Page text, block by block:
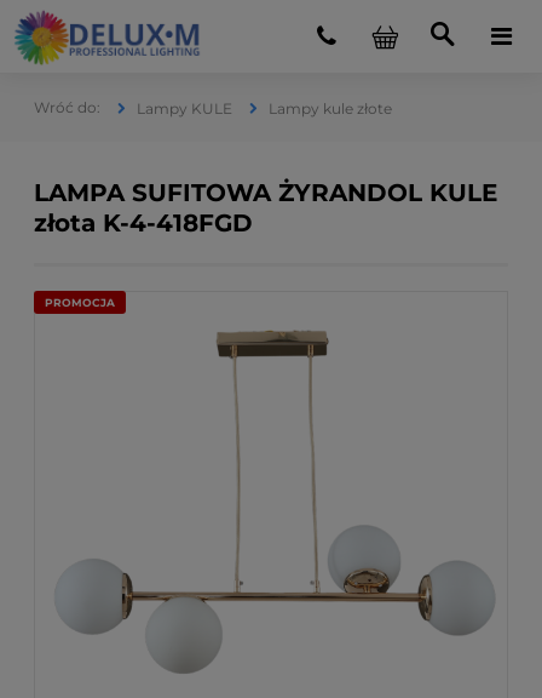
Lampy KULE Lampy kule złote
LAMPA SUFITOWA ŻYRANDOL KULE
złota K-4-418FGD
PROMOCJA